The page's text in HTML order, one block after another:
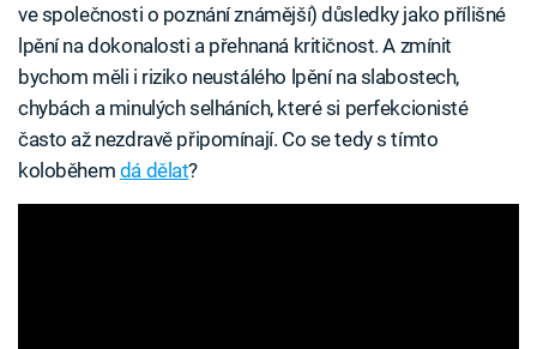
ve společnosti o poznání známější) důsledky jako přílišné
lpění na dokonalosti a přehnaná kritičnost. A zmínit
bychom měli i riziko neustálého lpění na slabostech,
chybách a minulých selháních, které si perfekcionisté
často až nezdravě připomínají. Co se tedy s tímto
koloběhem dá dělat?